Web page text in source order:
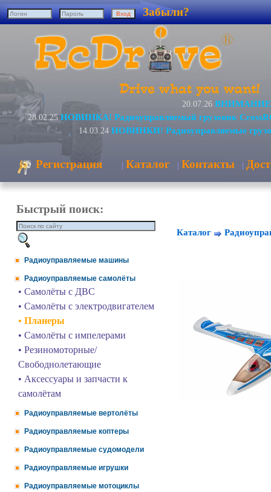
Забыли?
20.07.26 ВНИМАНИЕ!
28.02.25 НОВИНКА! Радиоуправляемый грузовик
14.03.24 НОВИНКИ! Радиоуправляемые
Регистрация | Каталог | Контакты |
Быстрый поиск:
Радиоуправляемые машины
Радиоуправляемые самолёты
• Самолёты с ДВС
• Самолёты с электродвигателем
• Планеры
• Самолёты с импелерами
• Резиномоторные/
Свободнолетающие
• Аксессуары и запчасти к
самолётам
Радиоуправляемые вертолёты
Радиоуправляемые коптеры
Радиоуправляемые судомодели
Радиоуправляемые игрушки
Радиоуправляемые мотоциклы
Каталог